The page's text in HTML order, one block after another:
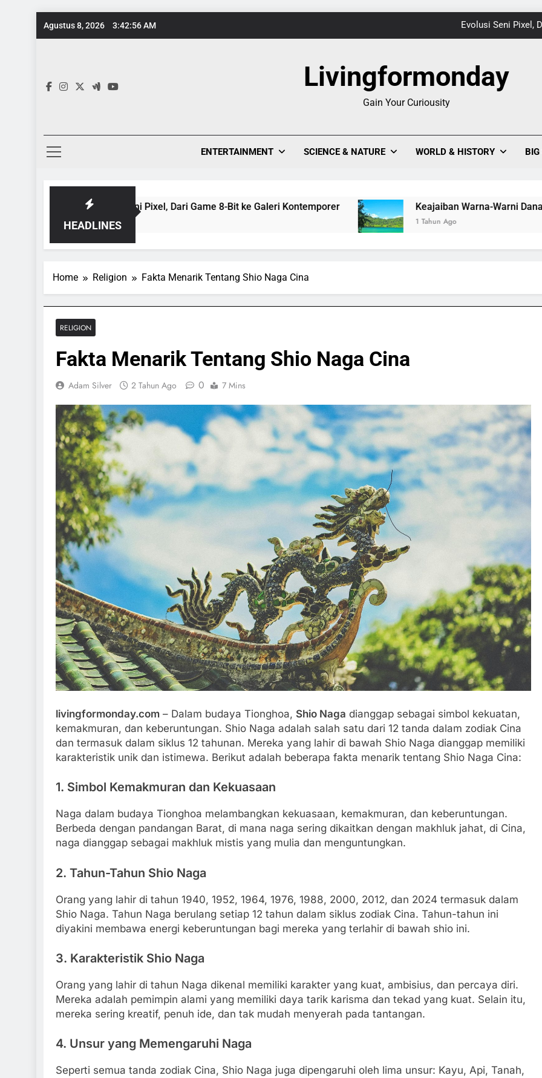
Agustus 8, 2026 3:42:57 AM Keajaiban Warna-Warni Danau Linow, Destinasi
Livingformonday
Gain Your Curiousity
ENTERTAINMENT SCIENCE & NATURE WORLD & HISTORY BIG
HEADLINES
Evolusi Seni Pixel, Dari Game 8-Bit ke Galeri Kontemporer Keajaiban Warna-Warni Danau Linow,
1 Tahun Ago
Home Religion Fakta Menarik Tentang Shio Naga Cina
RELIGION
Fakta Menarik Tentang Shio Naga Cina
Adam Silver 2 Tahun Ago 0 7 Mins
livingformonday.com – Dalam budaya Tionghoa, Shio Naga dianggap sebagai simbol kekuatan,
kemakmuran, dan keberuntungan. Shio Naga adalah salah satu dari 12 tanda dalam zodiak Cina
dan termasuk dalam siklus 12 tahunan. Mereka yang lahir di bawah Shio Naga dianggap memiliki
karakteristik unik dan istimewa. Berikut adalah beberapa fakta menarik tentang Shio Naga Cina:
1. Simbol Kemakmuran dan Kekuasaan
Naga dalam budaya Tionghoa melambangkan kekuasaan, kemakmuran, dan keberuntungan.
Berbeda dengan pandangan Barat, di mana naga sering dikaitkan dengan makhluk jahat, di Cina,
naga dianggap sebagai makhluk mistis yang mulia dan menguntungkan.
2. Tahun-Tahun Shio Naga
Orang yang lahir di tahun 1940, 1952, 1964, 1976, 1988, 2000, 2012, dan 2024 termasuk dalam
Shio Naga. Tahun Naga berulang setiap 12 tahun dalam siklus zodiak Cina. Tahun-tahun ini
diyakini membawa energi keberuntungan bagi mereka yang terlahir di bawah shio ini.
3. Karakteristik Shio Naga
Orang yang lahir di tahun Naga dikenal memiliki karakter yang kuat, ambisius, dan percaya diri.
Mereka adalah pemimpin alami yang memiliki daya tarik karisma dan tekad yang kuat. Selain itu,
mereka sering kreatif, penuh ide, dan tak mudah menyerah pada tantangan.
4. Unsur yang Memengaruhi Naga
Seperti semua tanda zodiak Cina, Shio Naga juga dipengaruhi oleh lima unsur: Kayu, Api, Tanah,
Menarik Tentang Sakura
Simulator
Fakta Menarik Ojol The Game,
Simulasi Ojek Online yang Viral
1 Tahun Ago
SPORTS & GAMES
10 Fakta Menarik tentang Panjat
Tebing, Olahraga Penuh
1 Tahun Ago